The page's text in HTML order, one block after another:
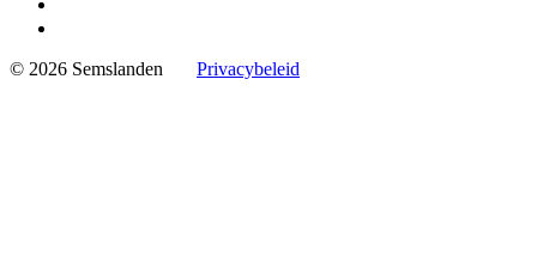
© 2026 Semslanden Privacybeleid